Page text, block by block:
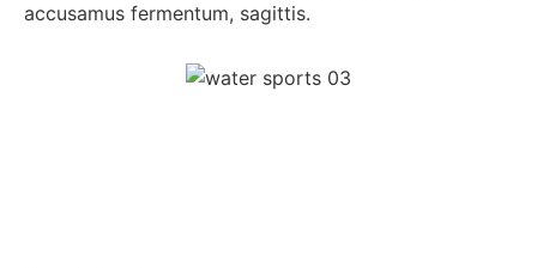
accusamus fermentum, sagittis.